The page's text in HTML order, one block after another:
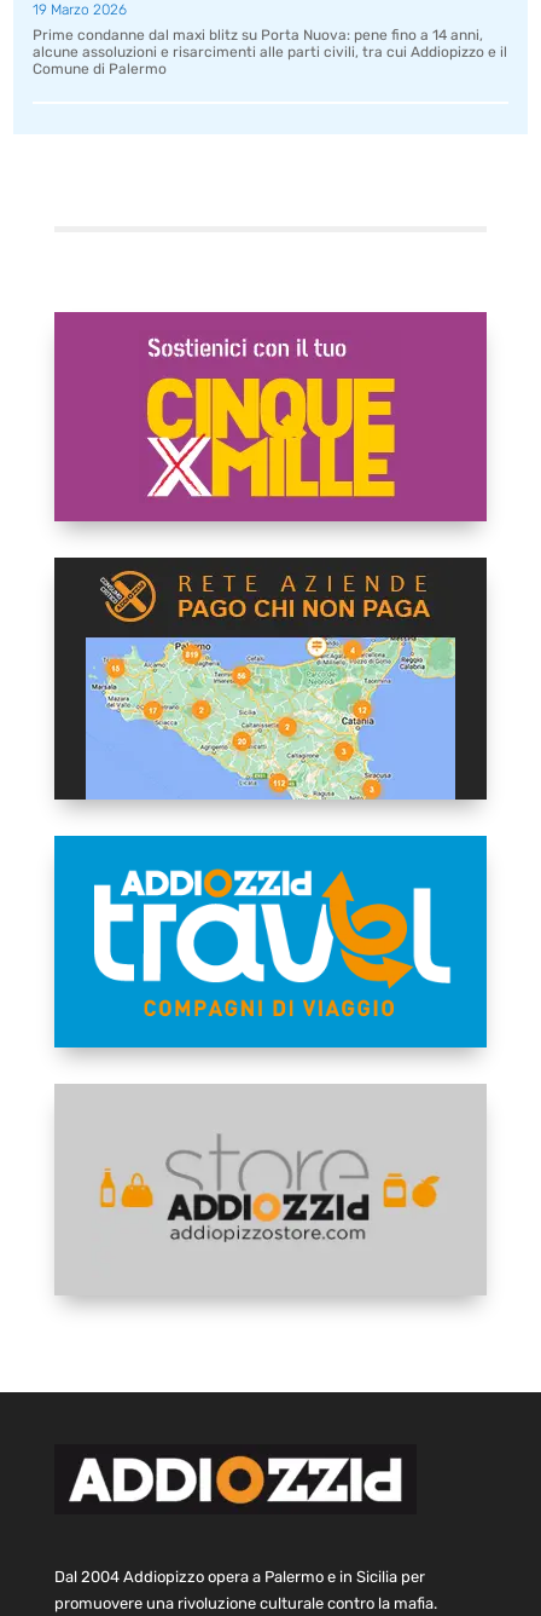
19 Marzo 2026
Prime condanne dal maxi blitz su Porta Nuova: pene fino a 14 anni,
alcune assoluzioni e risarcimenti alle parti civili, tra cui Addiopizzo e il
Comune di Palermo
Dal 2004 Addiopizzo opera a Palermo e in Sicilia per
promuovere una rivoluzione culturale contro la mafia.